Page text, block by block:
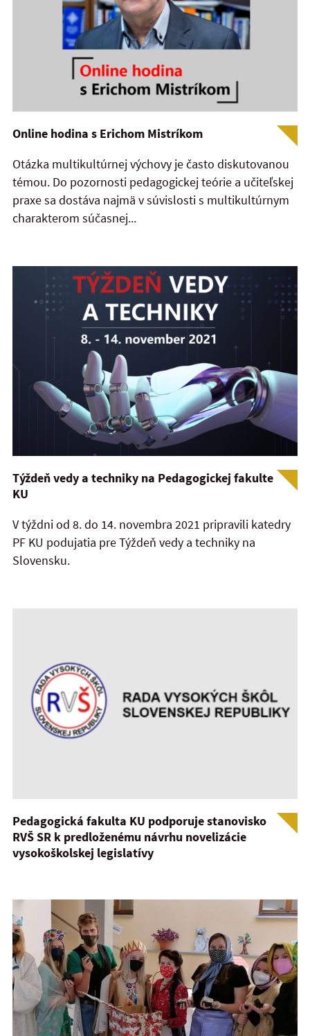
Online hodina s Erichom Mistríkom
Otázka multikultúrnej výchovy je často diskutovanou
témou. Do pozornosti pedagogickej teórie a učiteľskej
praxe sa dostáva najmä v súvislosti s multikultúrnym
charakterom súčasnej...
Týždeň vedy a techniky na Pedagogickej fakulte
KU
V týždni od 8. do 14. novembra 2021 pripravili katedry
PF KU podujatia pre Týždeň vedy a techniky na
Slovensku.
Pedagogická fakulta KU podporuje stanovisko
RVŠ SR k predloženému návrhu novelizácie
vysokoškolskej legislatívy